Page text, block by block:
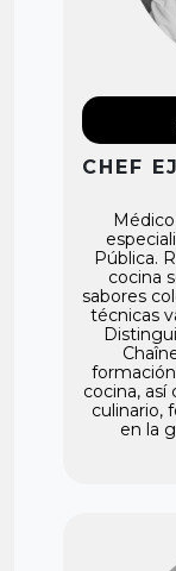
CHEF
Pública.
cocina
sabores
técnicas
cocina,
culinario,
en la